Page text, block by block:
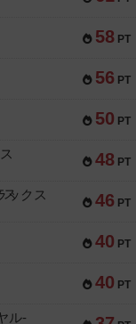
58 PT
56 PT
50 PT
48 PT
46 PT
ックス
40 PT
40 PT
ル-